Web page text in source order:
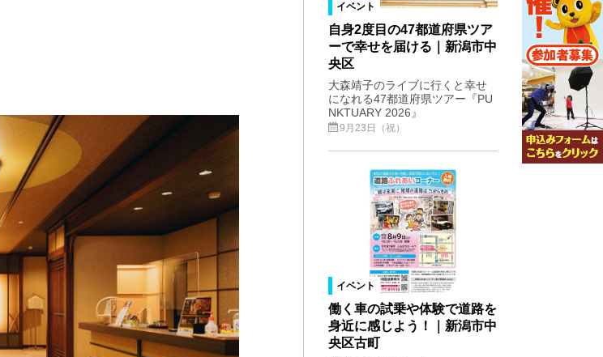
イベント
自身2度目の47都道府県ツア
ーで幸せを届ける｜新潟市中
央区
大森靖子のライブに行くと幸せ
になれる47都道府県ツアー『PU
NKTUARY 2026』
9月23日（祝）
イベント
働く車の試乗や体験で道路を
身近に感じよう！｜新潟市中
央区古町